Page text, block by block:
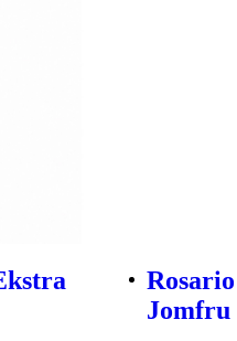
Jomfru